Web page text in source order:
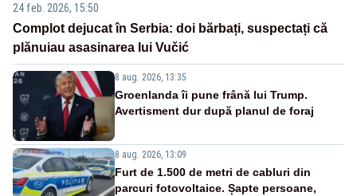
24 feb. 2026, 15:50
Complot dejucat în Serbia: doi bărbați, suspectați că
plănuiau asasinarea lui Vučić
8 aug. 2026, 13:35
Groenlanda îi pune frână lui Trump.
Avertisment dur după planul de foraj
8 aug. 2026, 13:09
Furt de 1.500 de metri de cabluri din
parcuri fotovoltaice. Șapte persoane,